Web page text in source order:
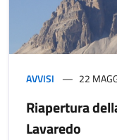
AVVISI 22
Riapertura
Lavaredo